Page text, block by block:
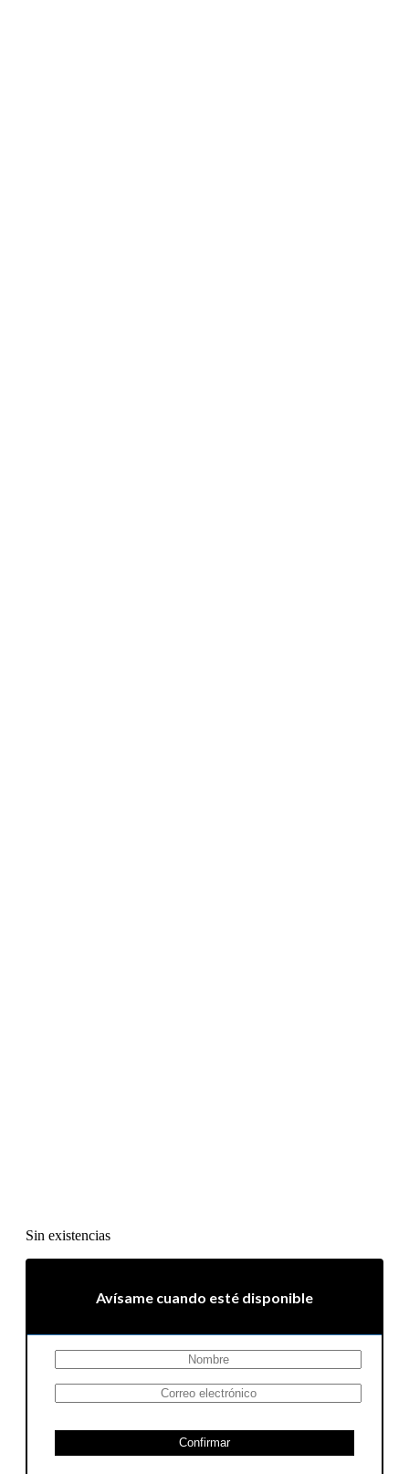
Sin existencias
Avísame cuando esté disponible
Confirmar